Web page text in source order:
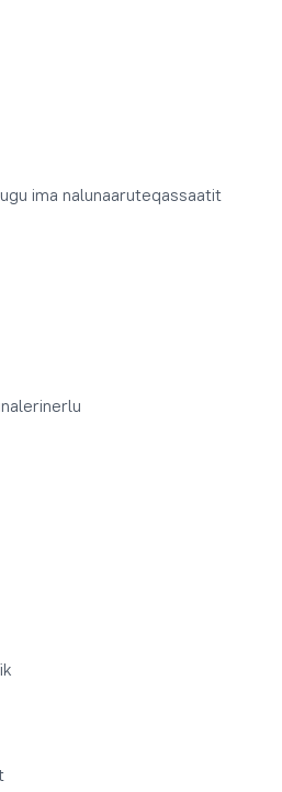
ima nalunaaruteqassaatit